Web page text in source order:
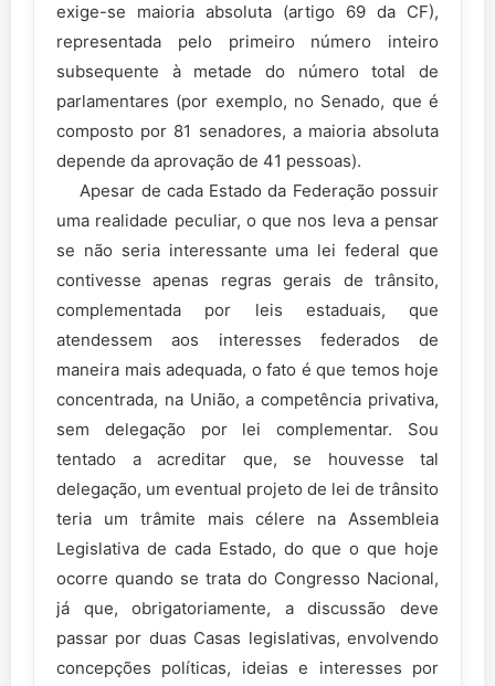
exige-se maioria absoluta (artigo 69 da CF),
representada pelo primeiro número inteiro
subsequente à metade do número total de
parlamentares (por exemplo, no Senado, que é
composto por 81 senadores, a maioria absoluta
depende da aprovação de 41 pessoas).
Apesar de cada Estado da Federação possuir
uma realidade peculiar, o que nos leva a pensar
se não seria interessante uma lei federal que
contivesse apenas regras gerais de trânsito,
complementada por leis estaduais, que
atendessem aos interesses federados de
maneira mais adequada, o fato é que temos hoje
concentrada, na União, a competência privativa,
sem delegação por lei complementar. Sou
tentado a acreditar que, se houvesse tal
delegação, um eventual projeto de lei de trânsito
teria um trâmite mais célere na Assembleia
Legislativa de cada Estado, do que o que hoje
ocorre quando se trata do Congresso Nacional,
já que, obrigatoriamente, a discussão deve
passar por duas Casas legislativas, envolvendo
concepções políticas, ideias e interesses por